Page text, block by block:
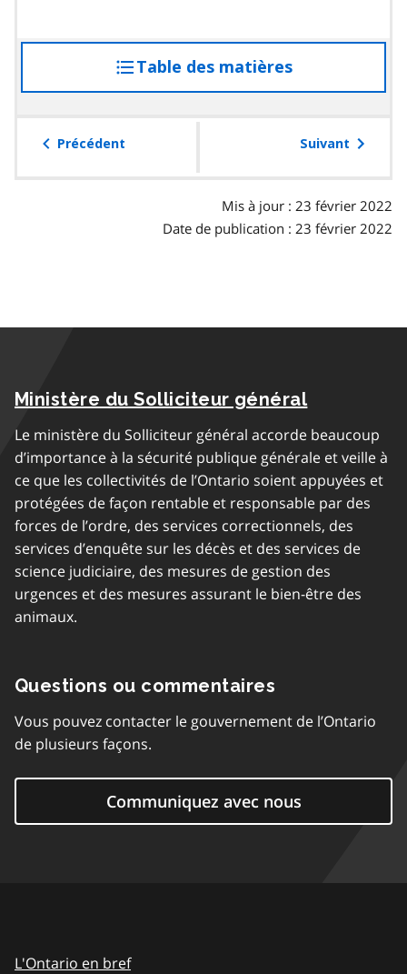
Table des matières
à
table
Précédent Suivant
Mis à jour : 23 février 2022
Date de publication : 23 février 2022
Ministère du Solliciteur général
Le ministère du Solliciteur général accorde beaucoup
d’importance à la sécurité publique générale et veille à
ce que les collectivités de l’Ontario soient appuyées et
protégées de façon rentable et responsable par des
forces de l’ordre, des services correctionnels, des
services d’enquête sur les décès et des services de
science judiciaire, des mesures de gestion des
urgences et des mesures assurant le bien-être des
animaux.
Questions ou commentaires
Vous pouvez contacter le gouvernement de l’Ontario
de plusieurs façons.
Communiquez avec nous
L'Ontario en bref